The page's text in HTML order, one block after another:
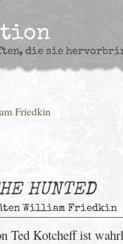
die sie
Friedkin
HUNTED
William Friedkin
Ted Kotcheff ist